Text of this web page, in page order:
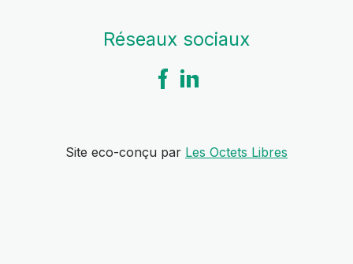
Réseaux sociaux
Site eco-conçu par Les Octets Libres